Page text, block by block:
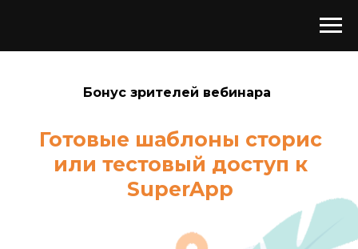
Бонус зрителей вебинара
Готовые шаблоны сторис
или тестовый доступ к
SuperApp